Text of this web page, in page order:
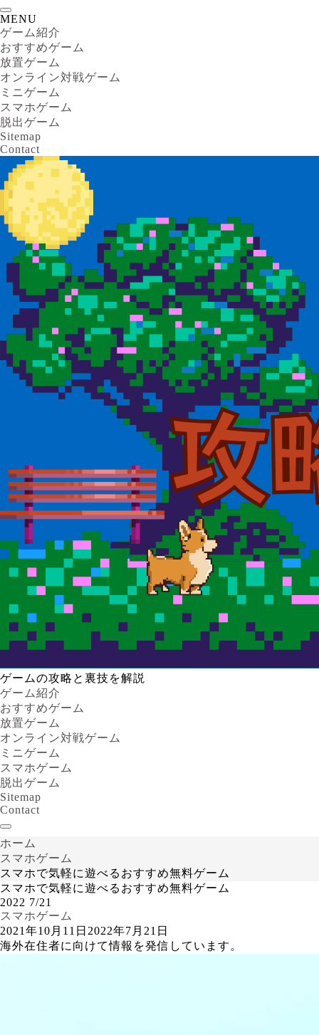
MENU
ゲーム紹介
おすすめゲーム
放置ゲーム
オンライン対戦ゲーム
ミニゲーム
スマホゲーム
脱出ゲーム
Sitemap
Contact
ゲームの攻略と裏技を解説
ゲーム紹介
おすすめゲーム
放置ゲーム
オンライン対戦ゲーム
ミニゲーム
スマホゲーム
脱出ゲーム
Sitemap
Contact
ホーム
スマホゲーム
スマホで気軽に遊べるおすすめ無料ゲーム
スマホで気軽に遊べるおすすめ無料ゲーム
2022 7/21
スマホゲーム
2021年10月11日 2022年7月21日
海外在住者に向けて情報を発信しています。